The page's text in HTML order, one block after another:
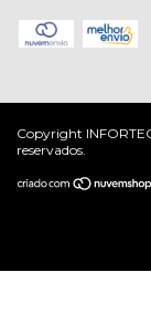
Copyright
reservados.